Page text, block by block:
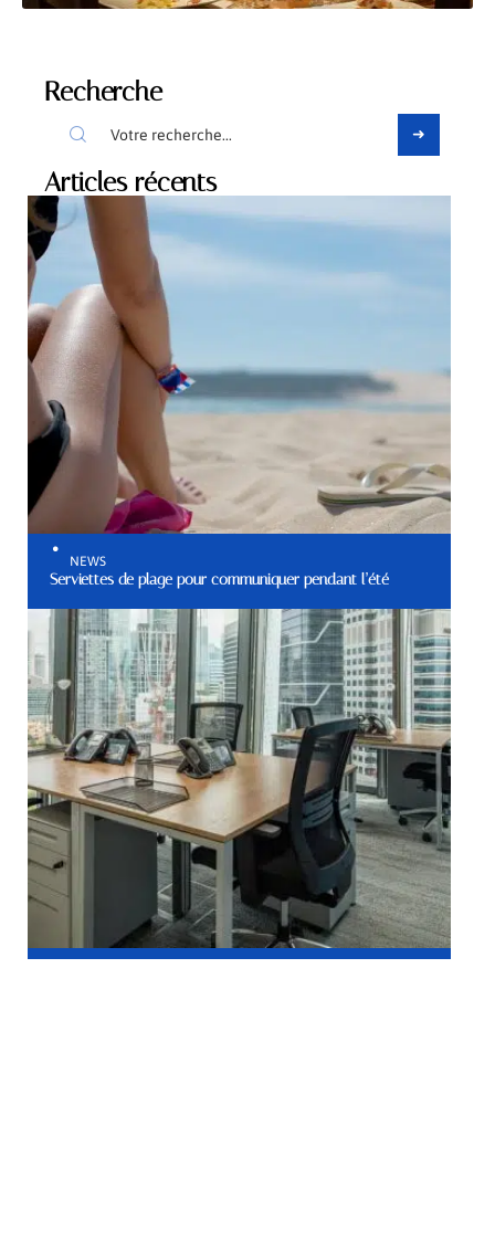
Recherche
Articles récents
NEWS
Serviettes de plage pour communiquer pendant l’été